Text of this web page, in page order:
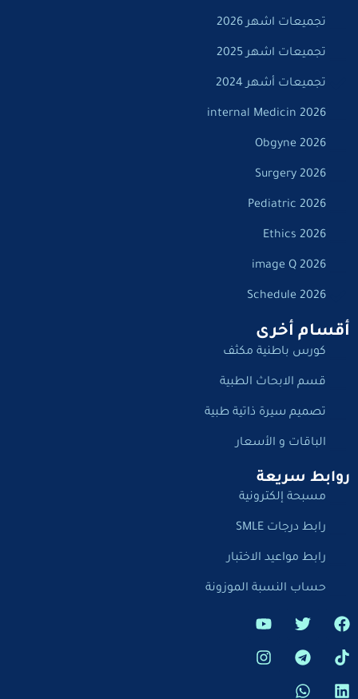
تجميعات اشهر 2026
تجميعات اشهر 2025
تجميعات أشهر 2024
internal Medicin 2026
Obgyne 2026
Surgery 2026
Pediatric 2026
Ethics 2026
image Q 2026
Schedule 2026
أقسام أخرى
كورس باطنية مكثف
قسم الابحاث الطبية
تصميم سيرة ذاتية طبية
الباقات و الأسعار
روابط سريعة
مسبحة إلكترونية
رابط درجات SMLE
رابط مواعيد الاختبار
حساب النسبة الموزونة